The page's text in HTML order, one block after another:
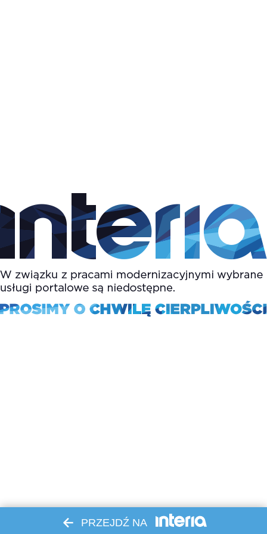
PRZEJDŹ NA